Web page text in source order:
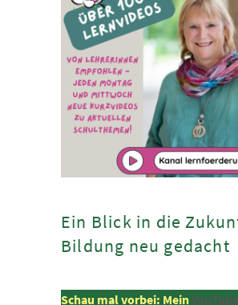
Ein Blick in die
Bildung neu gedacht
Schau mal vorbei: Mein